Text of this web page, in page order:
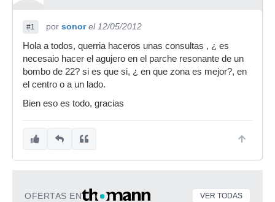
#1 por sonor el 12/05/2012
Hola a todos, querria haceros unas consultas , ¿ es
necesaio hacer el agujero en el parche resonante de un
bombo de 22? si es que si, ¿ en que zona es mejor?, en
el centro o a un lado.
Bien eso es todo, gracias
OFERTAS EN VER TODAS